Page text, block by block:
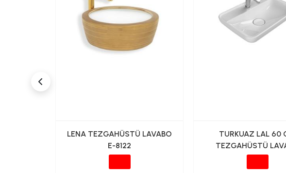
LENA TEZGAHÜSTÜ LAVABO
E-8122
TURKUAZ LAL 60
TEZGAHÜSTÜ